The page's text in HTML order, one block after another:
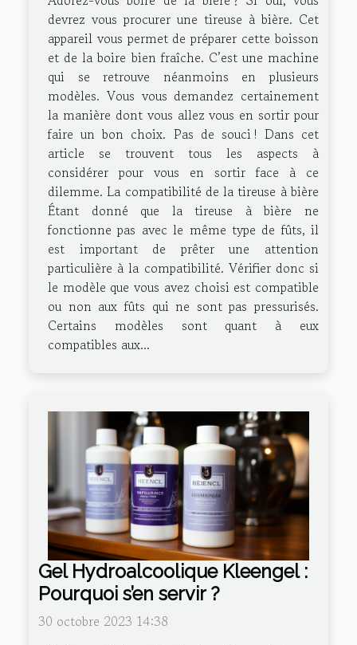
devrez vous procurer une tireuse à bière. Cet
appareil vous permet de préparer cette boisson
et de la boire bien fraîche. C’est une machine
qui se retrouve néanmoins en plusieurs
modèles. Vous vous demandez certainement
la manière dont vous allez vous en sortir pour
faire un bon choix. Pas de souci ! Dans cet
article se trouvent tous les aspects à
considérer pour vous en sortir face à ce
dilemme. La compatibilité de la tireuse à bière
Étant donné que la tireuse à bière ne
fonctionne pas avec le même type de fûts, il
est important de prêter une attention
particulière à la compatibilité. Vérifier donc si
le modèle que vous avez choisi est compatible
ou non aux fûts qui ne sont pas pressurisés.
Certains modèles sont quant à eux
compatibles aux...
Gel Hydroalcoolique Kleengel :
Pourquoi s’en servir ?
30 octobre 2023 14:38